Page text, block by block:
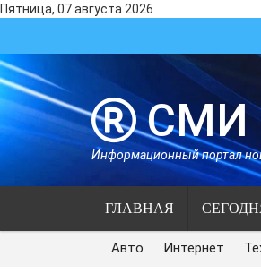
Пятница, 07 августа 2026
СМИ
Информационный портал
ГЛАВНАЯ
Авто Интернет